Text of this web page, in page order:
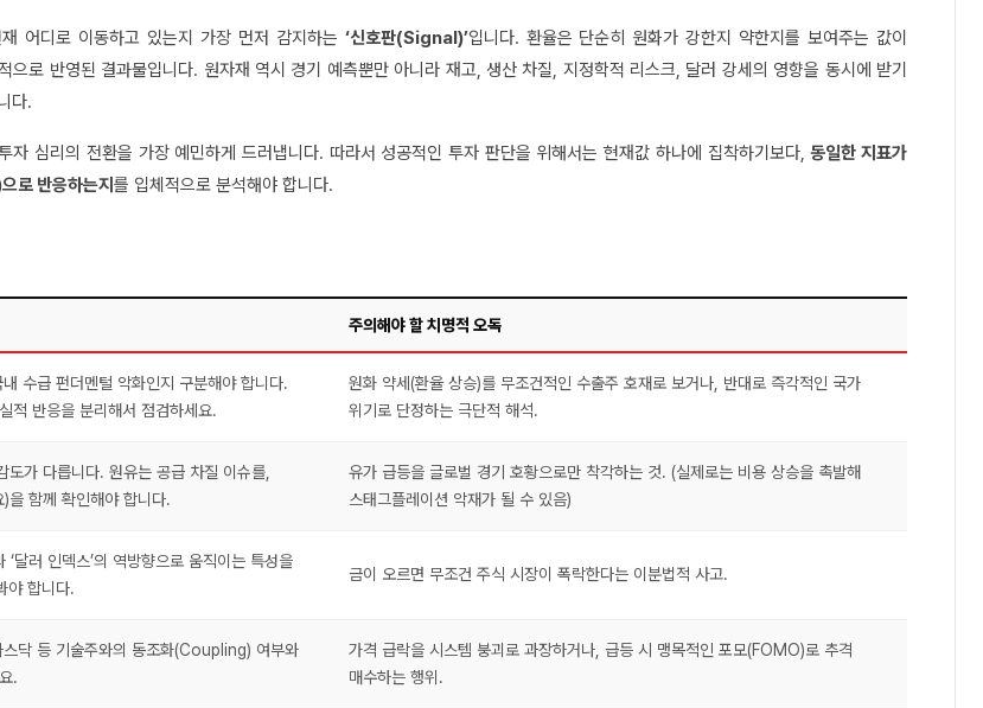
어디로 이동하고 있는지 가장 먼저 감지하는 ‘신호판(Signal)’입니다. 환율은 단순히 원화가 강한지 약한지를 보여주는 값이
로 반영된 결과물입니다. 원자재 역시 경기 예측뿐만 아니라 재고, 생산 차질, 지정학적 리스크, 달러 강세의 영향을 동시에 받기
다.
심리의 전환을 가장 예민하게 드러냅니다. 따라서 성공적인 투자 판단을 위해서는 현재값 하나에 집착하기보다,동일한 지표가
로 반응하는지 를 입체적으로 분석해야 합니다.
주의해야 할 치명적 오독
수급 펀더멘털 악화인지 구분해야 합니다.
적 반응을 분리해서 점검하세요.
원화 약세(환율 상승)를 무조건적인 수출주 호재로 보거나, 반대로 즉각적인 국가
위기로 단정하는 극단적 해석.
가 다릅니다. 원유는 공급 차질 이슈를,
을 함께 확인해야 합니다.
유가 급등을 글로벌 경기 호황으로만 착각하는 것. (실제로는 비용 상승을 촉발해
스태그플레이션 악재가 될 수 있음)
‘달러 인덱스’의 역방향으로 움직이는 특성을
야 합니다.
금이 오르면 무조건 주식 시장이 폭락한다는 이분법적 사고.
닥 등 기술주와의 동조화(Coupling) 여부와
.
가격 급락을 시스템 붕괴로 과장하거나, 급등 시 맹목적인 포모(FOMO)로 추격
매수하는 행위.